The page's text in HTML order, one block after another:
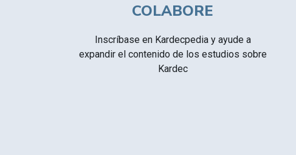
COLABORE
Inscríbase en Kardecpedia y ayude a
expandir el contenido de los estudios sobre
Kardec